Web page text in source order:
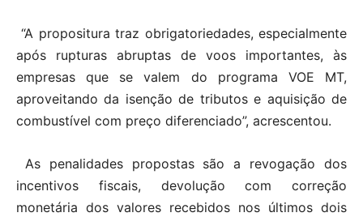
“A propositura traz obrigatoriedades, especialmente
após rupturas abruptas de voos importantes, às
empresas que se valem do programa VOE MT,
aproveitando da isenção de tributos e aquisição de
combustível com preço diferenciado”, acrescentou.
As penalidades propostas são a revogação dos
incentivos fiscais, devolução com correção
monetária dos valores recebidos nos últimos dois